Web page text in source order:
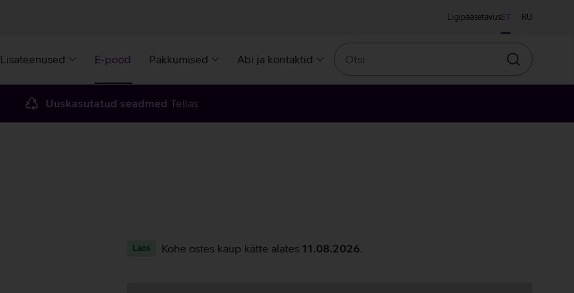
LigipääsetavusET RU
Lisateenused E-pood Pakkumised Abi ja kontaktid
Otsin
Uuskasutatud seadmed Telias
Laos Kohe ostes kaup kätte alates 11.08.2026